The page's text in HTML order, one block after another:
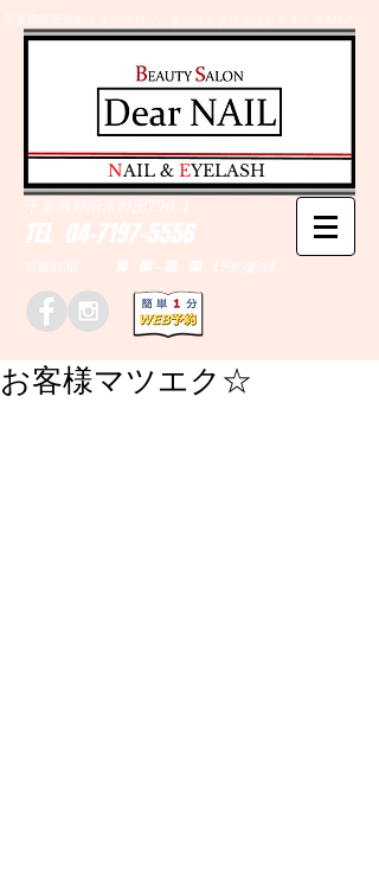
千葉県野田市のネイルサロン、まつげエクステはＤｅａｒＮAILへ
TEL 04-7197-5556
営業時間 10：00～20：00 (予約優先)
千葉県野田市野田790-1
​NAIL & EYELASH
お客様マツエク☆